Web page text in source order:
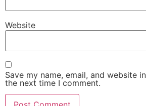
Website
Save my name, email, and website
the next time I comment.